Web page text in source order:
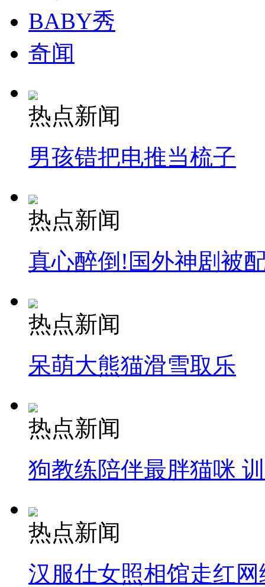
BABY秀
奇闻
热点新闻
男孩错把电推当梳子
热点新闻
真心醉倒!国外神剧被
热点新闻
呆萌大熊猫滑雪取乐
热点新闻
狗教练陪伴最胖猫咪
热点新闻
汉服仕女照相馆走红网